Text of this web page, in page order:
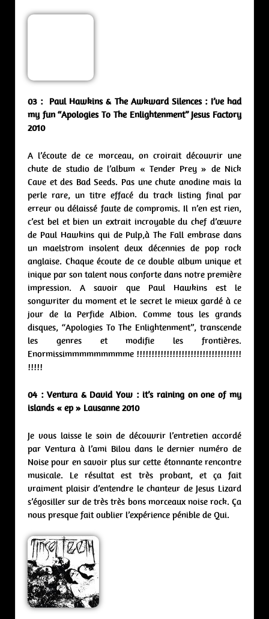
03 : Paul Hawkins & The Awkward Silences : I’ve had
my fun “Apologies To The Enlightenment” Jesus Factory
2010
A l’écoute de ce morceau, on croirait découvrir une
chute de studio de l’album « Tender Prey » de Nick
Cave et des Bad Seeds. Pas une chute anodine mais la
perle rare, un titre effacé du track listing final par
erreur ou délaissé faute de compromis. Il n’en est rien,
c’est bel et bien un extrait incroyable du chef d’œuvre
de Paul Hawkins qui de Pulp,à The Fall embrase dans
un maelstrom insolent deux décennies de pop rock
anglaise. Chaque écoute de ce double album unique et
inique par son talent nous conforte dans notre première
impression. A savoir que Paul Hawkins est le
songwriter du moment et le secret le mieux gardé à ce
jour de la Perfide Albion. Comme tous les grands
disques, “Apologies To The Enlightenment”, transcende
les genres et modifie les frontières.
Enormissimmmmmmmmme !!!!!!!!!!!!!!!!!!!!!!!!!!!!!!!!!!!
!!!!!
04 : Ventura & David Yow : it’s raining on one of my
islands « ep » Lausanne 2010
Je vous laisse le soin de découvrir l’entretien accordé
par Ventura à l’ami Bilou dans le dernier numéro de
Noise pour en savoir plus sur cette étonnante rencontre
musicale. Le résultat est très probant, et ça fait
vraiment plaisir d’entendre le chanteur de Jesus Lizard
s’égosiller sur de très très bons morceaux noise rock. Ça
nous presque fait oublier l’expérience pénible de Qui.